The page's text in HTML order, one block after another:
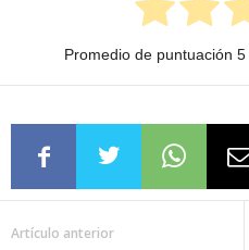
Promedio de puntuación 5
Artículo anterior